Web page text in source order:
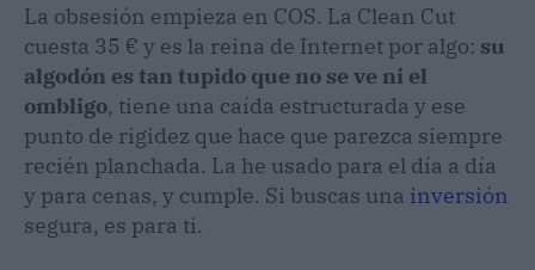
La obsesión empieza en COS. La Clean Cut
cuesta 35 € y es la reina de Internet por algo: su
algodón es tan tupido que no se ve ni el
ombligo, tiene una caída estructurada y ese
punto de rigidez que hace que parezca siempre
recién planchada. La he usado para el día a día
y para cenas, y cumple. Si buscas una inversión
segura, es para ti.